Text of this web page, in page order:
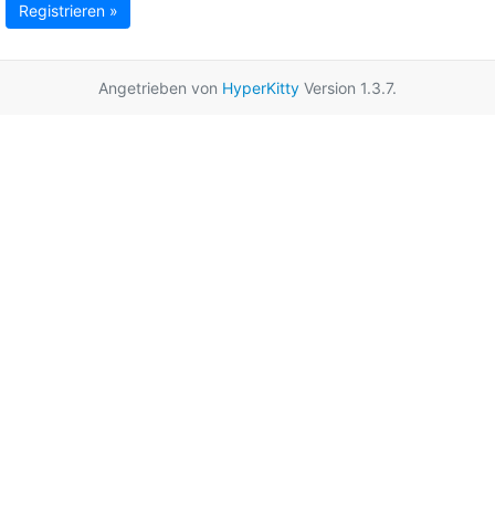
Registrieren »
Angetrieben von HyperKitty Version 1.3.7.